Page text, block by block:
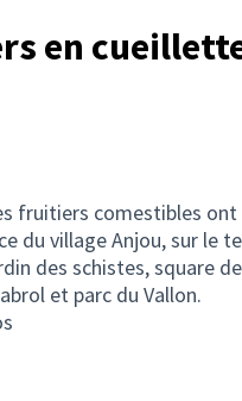
en
fruitiers comestibles
du village Anjou, sur le
des schistes, square
et parc du Vallon.